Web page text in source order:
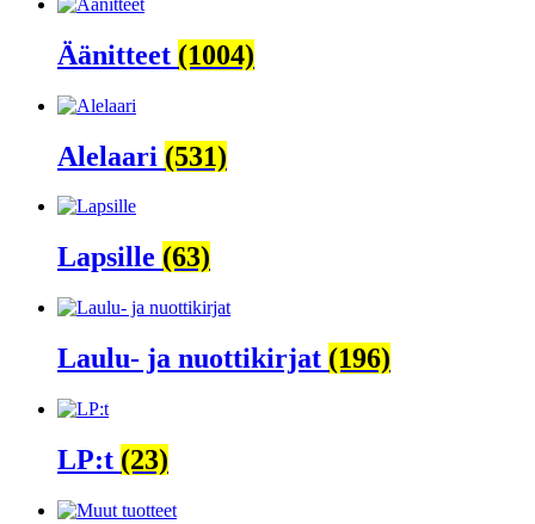
Äänitteet (1004)
Alelaari (531)
Lapsille (63)
Laulu- ja nuottikirjat (196)
LP:t (23)